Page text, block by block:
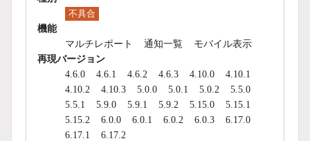
不具合
機能
マルチレポート
通知一覧
モバイル表示
再現バージョン
4.6.0
4.6.1 4.6.2 4.6.3 4.10.0
4.10.1
4.10.2
4.10.3 5.0.0 5.0.1 5.0.2
5.5.0
5.5.1
5.9.0 5.9.1 5.9.2 5.15.0
5.15.1
5.15.2
6.0.0 6.0.1 6.0.2 6.0.3
6.17.0
6.17.1
6.17.2